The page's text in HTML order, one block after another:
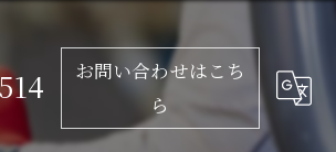
お問い合わせはこち
ら